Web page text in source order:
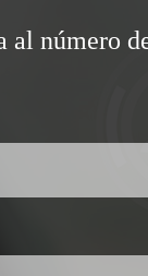
al número